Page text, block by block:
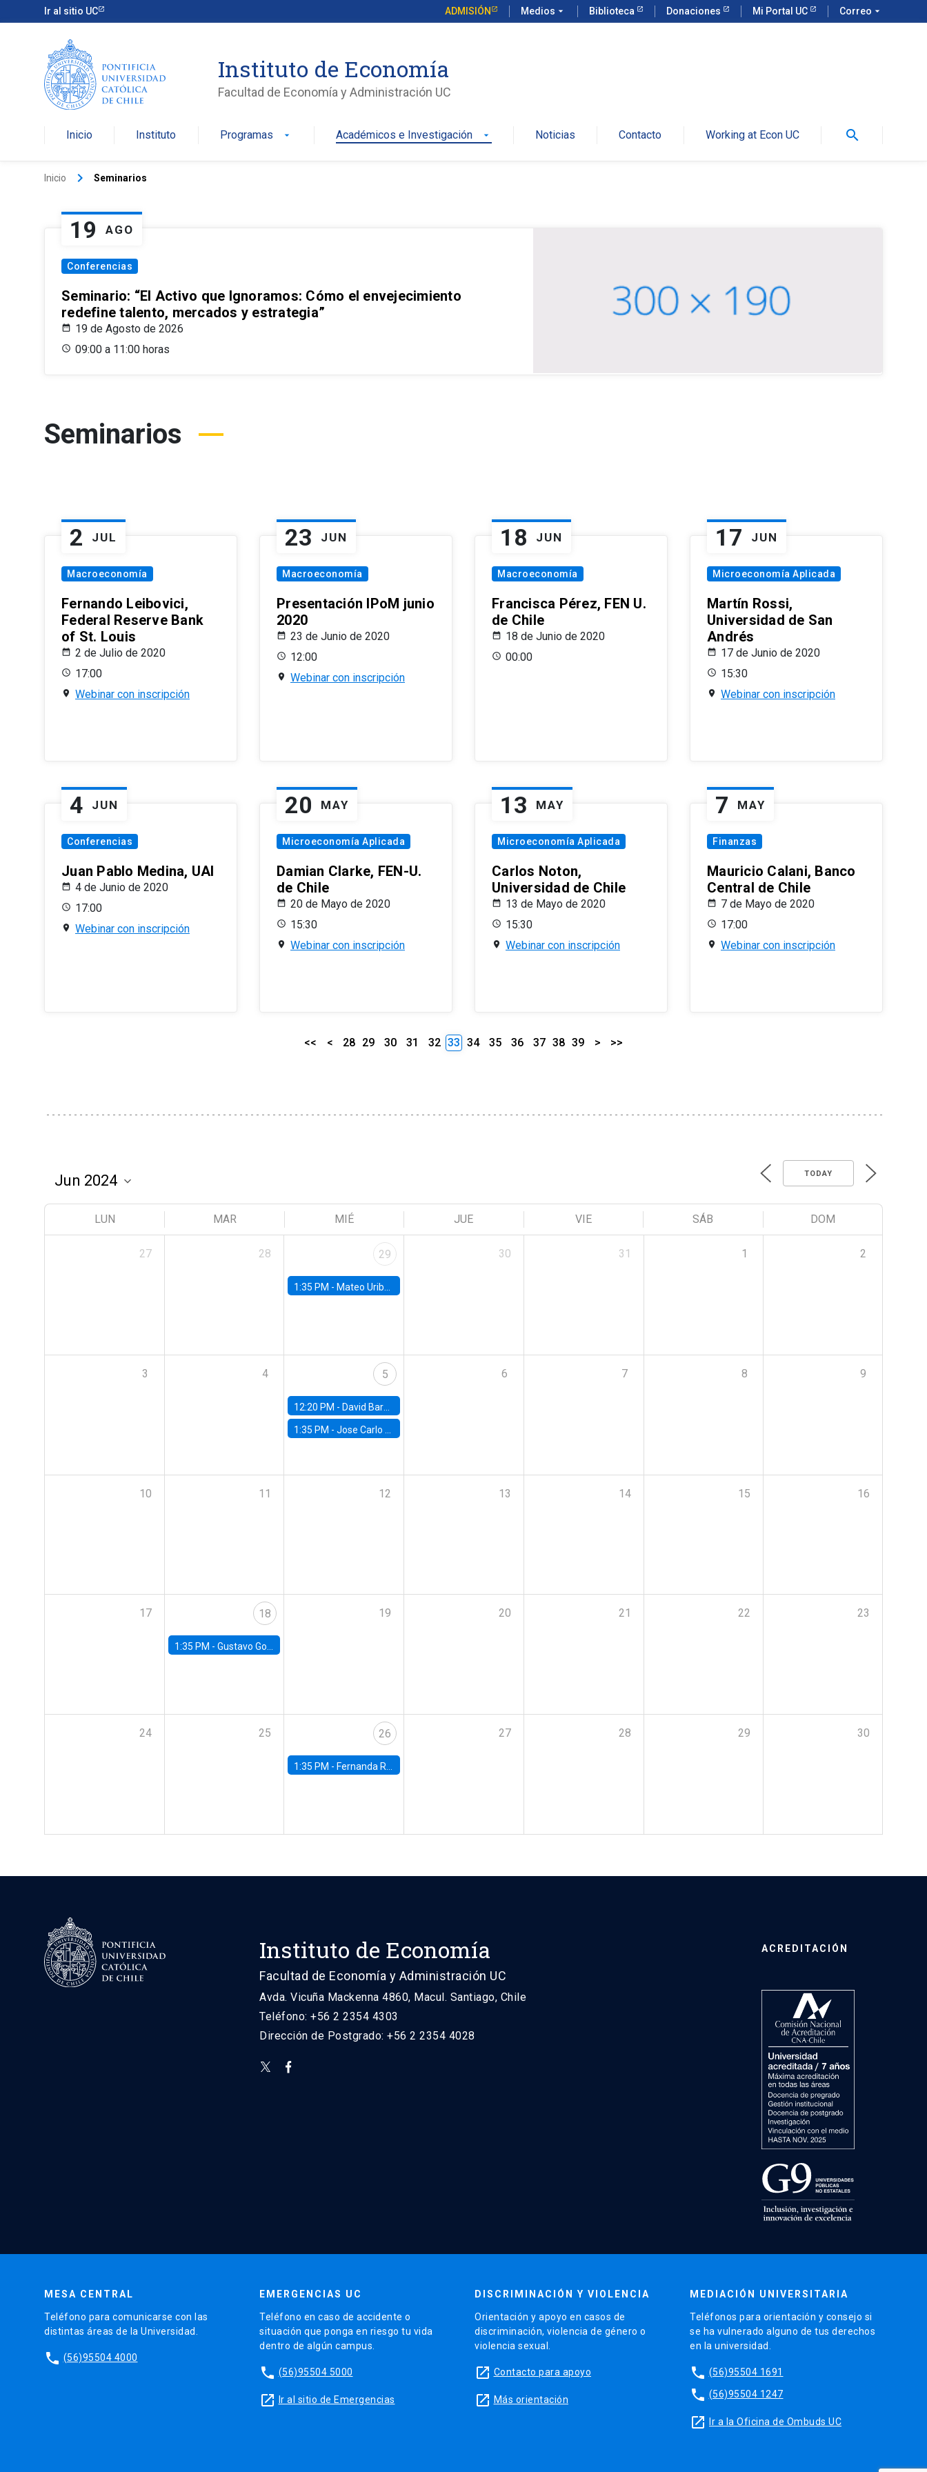
Ir al sitio UC ADMISIÓN Medios arrow_drop_down Biblioteca Donaciones Mi Portal UC Correo arrow_drop_down
Instituto de Economía
Facultad de Economía y Administración UC
Inicio Instituto Programas arrow_drop_down Académicos e Investigación arrow_drop_down Noticias Contacto Working at Econ UC search
Inicio keyboard_arrow_right Seminarios
19 AGO
Conferencias
Seminario: “El Activo que Ignoramos: Cómo el envejecimiento
redefine talento, mercados y estrategia”
19 de Agosto de 2026
09:00 a 11:00 horas
Seminarios
2 JUL
Macroeconomía
Fernando Leibovici,
Federal Reserve Bank
of St. Louis
2 de Julio de 2020
17:00
Webinar con inscripción
23 JUN
Macroeconomía
Presentación IPoM junio
2020
23 de Junio de 2020
12:00
Webinar con inscripción
18 JUN
Macroeconomía
Francisca Pérez, FEN U.
de Chile
18 de Junio de 2020
00:00
17 JUN
Microeconomía Aplicada
Martín Rossi,
Universidad de San
Andrés
17 de Junio de 2020
15:30
Webinar con inscripción
4 JUN
Conferencias
Juan Pablo Medina, UAI
4 de Junio de 2020
17:00
Webinar con inscripción
20 MAY
Microeconomía Aplicada
Damian Clarke, FEN-U.
de Chile
20 de Mayo de 2020
15:30
Webinar con inscripción
13 MAY
Microeconomía Aplicada
Carlos Noton,
Universidad de Chile
13 de Mayo de 2020
15:30
Webinar con inscripción
7 MAY
Finanzas
Mauricio Calani, Banco
Central de Chile
7 de Mayo de 2020
17:00
Webinar con inscripción
<< < 28 29 30 31 32 33 34 35 36 37 38 39 > >>
TODAY
LUN MAR MIÉ JUE VIE SÁB DOM
27 28 29
1:35 PM - Mateo Uribe-Castro, Universidad de los Andes (Colombia)
30 31 1 2
3 4 5
12:20 PM - David Bardey, Universidad de los Andes - CEDE
1:35 PM -Jose Carlo Bermudez, UC (ME) & World Bank
6 7 8 9
10 11 12 13 14 15 16
17 18
1:35 PM - Gustavo González, Banco Central de Chile
19 20 21 22 23
24 25 26
1:35 PM - Fernanda Rojas Ampuero, University of Wisconsin-Madison
27 28 29 30
Instituto de Economía
Facultad de Economía y Administración UC
Avda. Vicuña Mackenna 4860, Macul. Santiago, Chile
Teléfono: +56 2 2354 4303
Dirección de Postgrado: +56 2 2354 4028
ACREDITACIÓN
MESA CENTRAL
Teléfono para comunicarse con las
distintas áreas de la Universidad.
phone (56)95504 4000
EMERGENCIAS UC
Teléfono en caso de accidente o
situación que ponga en riesgo tu vida
dentro de algún campus.
phone (56)95504 5000
launch Ir al sitio de Emergencias
DISCRIMINACIÓN Y VIOLENCIA
Orientación y apoyo en casos de
discriminación, violencia de género o
violencia sexual.
launch Contacto para apoyo
launch Más orientación
MEDIACIÓN UNIVERSITARIA
Teléfonos para orientación y consejo si
se ha vulnerado alguno de tus derechos
en la universidad.
phone (56)95504 1691
phone (56)95504 1247
launch Ir a la Oficina de Ombuds UC